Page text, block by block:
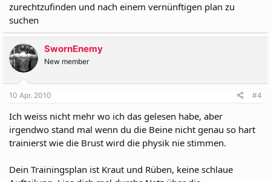
zurechtzufinden und nach einem vernünftigen plan zu
suchen
SwornEnemy
New member
10 Apr. 2010 #4
Ich weiss nicht mehr wo ich das gelesen habe, aber
irgendwo stand mal wenn du die Beine nicht genau so hart
trainierst wie die Brust wird die physik nie stimmen.
Dein Trainingsplan ist Kraut und Rüben, keine schlaue